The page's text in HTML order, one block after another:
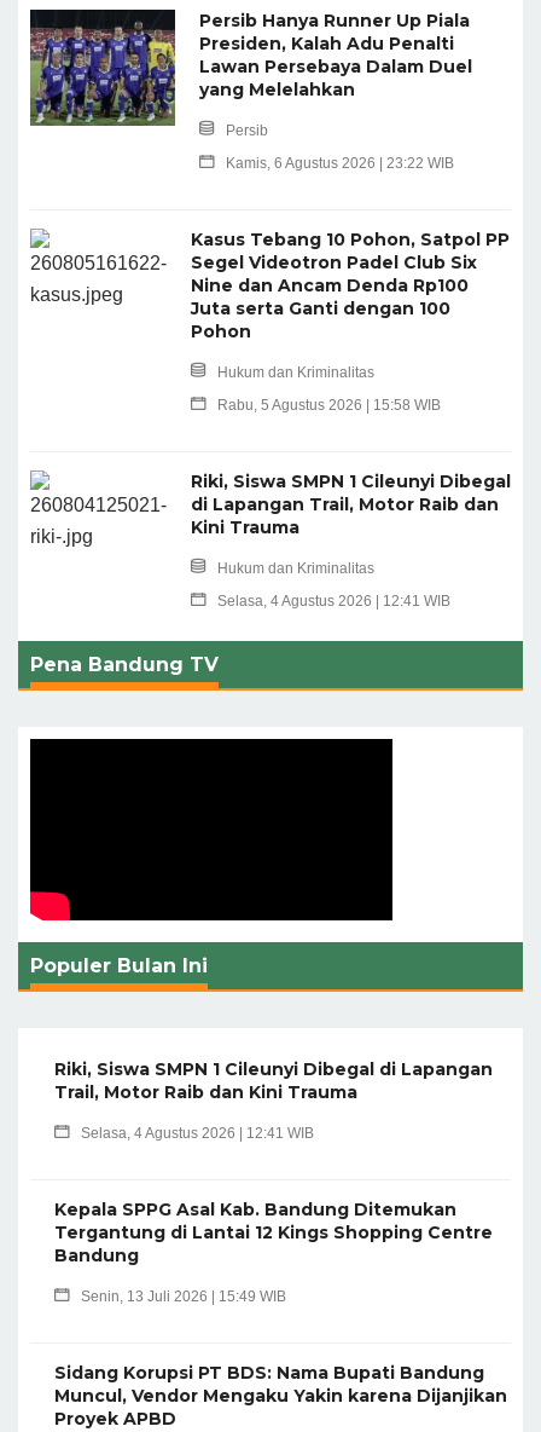
Persib Hanya Runner Up Piala
Presiden, Kalah Adu Penalti
Lawan Persebaya Dalam Duel
yang Melelahkan
Persib
Kamis, 6 Agustus 2026 | 23:22 WIB
Kasus Tebang 10 Pohon, Satpol PP
Segel Videotron Padel Club Six
Nine dan Ancam Denda Rp100
Juta serta Ganti dengan 100
Pohon
Hukum dan Kriminalitas
Rabu, 5 Agustus 2026 | 15:58 WIB
Riki, Siswa SMPN 1 Cileunyi Dibegal
di Lapangan Trail, Motor Raib dan
Kini Trauma
Hukum dan Kriminalitas
Selasa, 4 Agustus 2026 | 12:41 WIB
Pena Bandung TV
Populer Bulan Ini
Riki, Siswa SMPN 1 Cileunyi Dibegal di Lapangan
Trail, Motor Raib dan Kini Trauma
Selasa, 4 Agustus 2026 | 12:41 WIB
Kepala SPPG Asal Kab. Bandung Ditemukan
Tergantung di Lantai 12 Kings Shopping Centre
Bandung
Senin, 13 Juli 2026 | 15:49 WIB
Sidang Korupsi PT BDS: Nama Bupati Bandung
Muncul, Vendor Mengaku Yakin karena Dijanjikan
Proyek APBD